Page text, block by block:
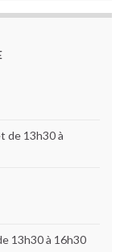
de 13h30 à
13h30 à 16h30